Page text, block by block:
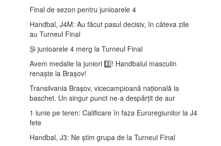
Final de sezon pentru junioarele 4
Handbal, J4M: Au făcut pasul decisiv, în câteva zile
au Turneul Final
Și junioarele 4 merg la Turneul Final
Avem medalie la juniori 3️⃣! Handbalul masculin
renaște la Brașov!
Transilvania Brașov, vicecampioană națională la
baschet. Un singur punct ne-a despărțit de aur
1 iunie pe teren: Calificare în faza Euroregiunilor la J4
fete
Handbal, J3: Ne știm grupa de la Turneul Final